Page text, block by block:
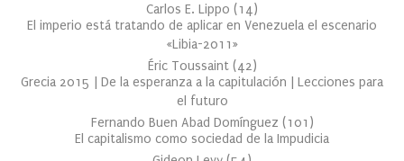
Carlos E. Lippo (14)
El imperio está tratando de aplicar en Venezuela el escenario
«Libia-2011»
Éric Toussaint (42)
Grecia 2015 | De la esperanza a la capitulación | Lecciones para
el futuro
Fernando Buen Abad Domínguez (101 )
El capitalismo como sociedad de la Impudicia